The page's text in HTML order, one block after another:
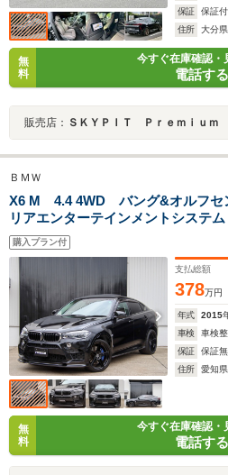
保証
保証付
住所
大分
無
料
今すぐ在庫確認・
電話する
販売店： ＳＫＹＰＩＴ Ｐｒｅｍｉｕｍ
ＢＭＷ
X6 M 4.4 4WD バング&オルフセ
リアエンターテインメントシス
ザインフロント&サイドエアロ&リ
ュニッツァー22AW マルチファン
購入プラン付
支払総額
378万円
年式 2015
車検
車検
保証
保証無
住所
愛知
無
料
今すぐ在庫確認・
電話する